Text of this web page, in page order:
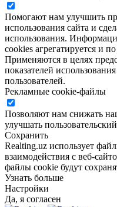
Помогают нам улучшить
использования сайта и
использования.
cookies агрегатируется и
Применяются в целях
показателей
пользователей.
Рекламные cookie-файлы
Позволяют нам снижать
улучшать
Сохранить
Realting.uz использует
взаимодействия с веб-
файлы cookie будут
Узнать больше
Настройки
Да, я согласен